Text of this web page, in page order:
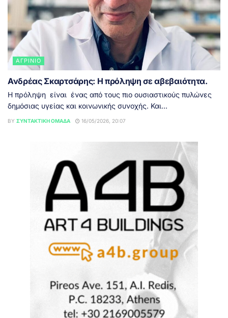
ΑΓΡΊΝΙΟ
Ανδρέας Σκαρτσάρης: Η πρόληψη σε αβεβαιότητα.
Η πρόληψη είναι ένας από τους πιο ουσιαστικούς πυλώνες
δημόσιας υγείας και κοινωνικής συνοχής. Και...
BY ΣΥΝΤΑΚΤΙΚΉ ΟΜΆΔΑ 16/05/2026, 20:07